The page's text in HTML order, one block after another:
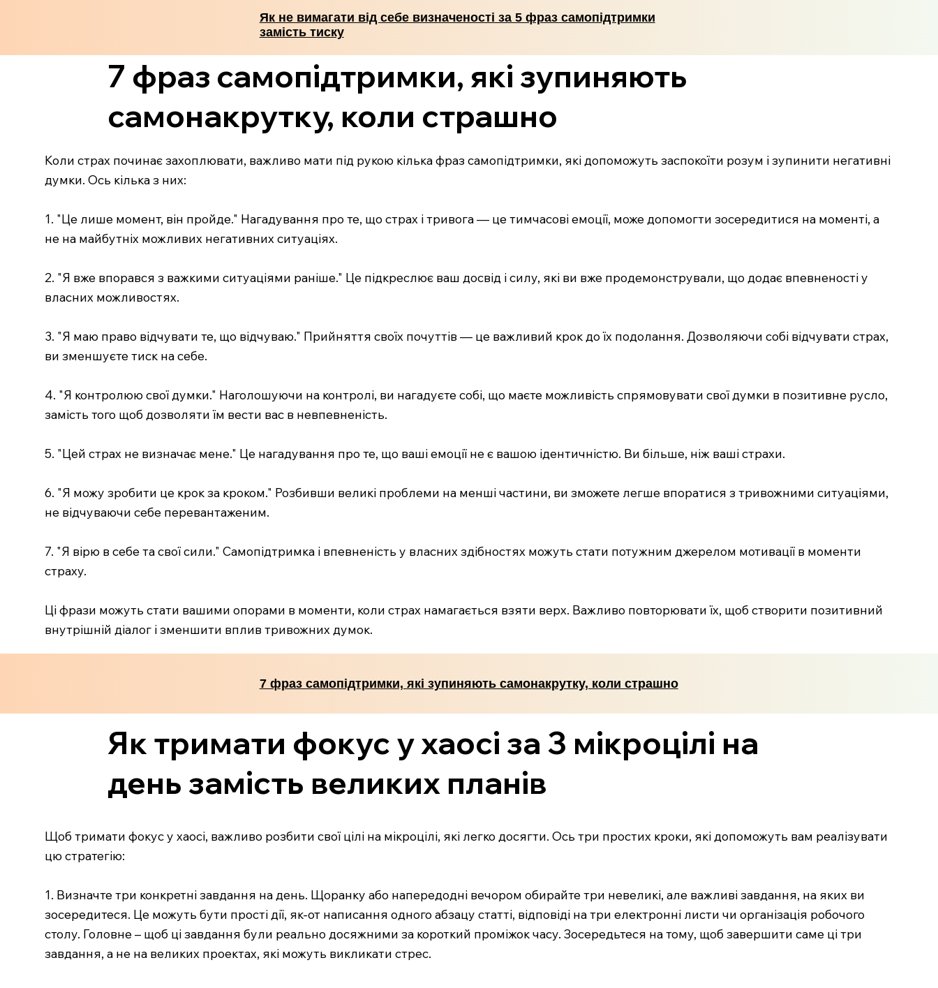
Як не вимагати від себе визначеності за 5 фраз самопідтримки
замість тиску
7 фраз самопідтримки, які зупиняють
самонакрутку, коли страшно
Коли страх починає захоплювати, важливо мати під рукою кілька фраз самопідтримки, які допоможуть заспокоїти розум і зупинити негативні
думки. Ось кілька з них:
1. "Це лише момент, він пройде." Нагадування про те, що страх і тривога — це тимчасові емоції, може допомогти зосередитися на моменті, а
не на майбутніх можливих негативних ситуаціях.
2. "Я вже впорався з важкими ситуаціями раніше." Це підкреслює ваш досвід і силу, які ви вже продемонстрували, що додає впевненості у
власних можливостях.
3. "Я маю право відчувати те, що відчуваю." Прийняття своїх почуттів — це важливий крок до їх подолання. Дозволяючи собі відчувати страх,
ви зменшуєте тиск на себе.
4. "Я контролюю свої думки." Наголошуючи на контролі, ви нагадуєте собі, що маєте можливість спрямовувати свої думки в позитивне русло,
замість того щоб дозволяти їм вести вас в невпевненість.
5. "Цей страх не визначає мене." Це нагадування про те, що ваші емоції не є вашою ідентичністю. Ви більше, ніж ваші страхи.
6. "Я можу зробити це крок за кроком." Розбивши великі проблеми на менші частини, ви зможете легше впоратися з тривожними ситуаціями,
не відчуваючи себе перевантаженим.
7. "Я вірю в себе та свої сили." Самопідтримка і впевненість у власних здібностях можуть стати потужним джерелом мотивації в моменти
страху.
Ці фрази можуть стати вашими опорами в моменти, коли страх намагається взяти верх. Важливо повторювати їх, щоб створити позитивний
внутрішній діалог і зменшити вплив тривожних думок.
7 фраз самопідтримки, які зупиняють самонакрутку, коли страшно
Як тримати фокус у хаосі за 3 мікроцілі на
день замість великих планів
Щоб тримати фокус у хаосі, важливо розбити свої цілі на мікроцілі, які легко досягти. Ось три простих кроки, які допоможуть вам реалізувати
цю стратегію:
1. Визначте три конкретні завдання на день. Щоранку або напередодні вечором обирайте три невеликі, але важливі завдання, на яких ви
зосередитеся. Це можуть бути прості дії, як-от написання одного абзацу статті, відповіді на три електронні листи чи організація робочого
столу. Головне – щоб ці завдання були реально досяжними за короткий проміжок часу. Зосередьтеся на тому, щоб завершити саме ці три
завдання, а не на великих проектах, які можуть викликати стрес.